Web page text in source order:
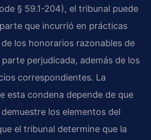
§ 59.1-204), el tribunal puede
que incurrió en prácticas
los honorarios razonables de
perjudicada, además de los
correspondientes. La
esta condena depende de que
los elementos del
el tribunal determine que la